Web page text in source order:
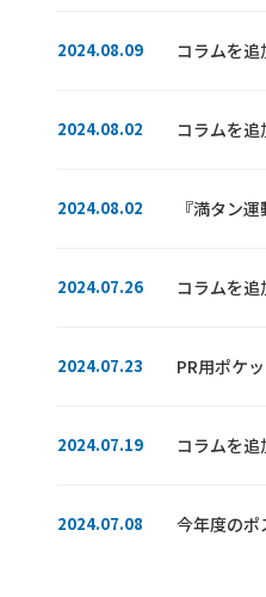
2024.08.09 コラムを追
2024.08.02 コラムを追
2024.08.02 『満タン
2024.07.26 コラムを追
2024.07.23 PR用ポケ
2024.07.19 コラムを追
2024.07.08 今年度のポ